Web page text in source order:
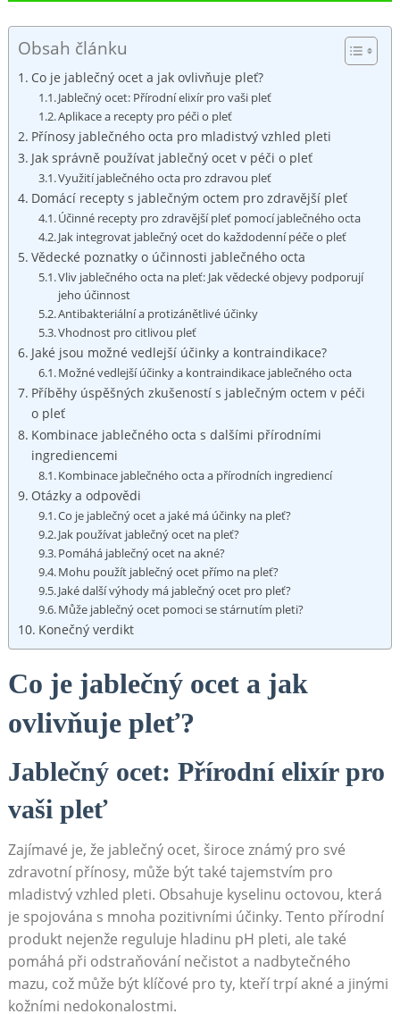
Obsah článku
Co je jablečný ocet a jak ovlivňuje pleť?
Jablečný ocet: Přírodní elixír pro vaši pleť
Aplikace a recepty pro péči o pleť
Přínosy jablečného octa pro mladistvý vzhled pleti
Jak správně používat jablečný ocet v péči o pleť
Využití jablečného octa pro zdravou pleť
Domácí recepty s jablečným octem pro zdravější pleť
Účinné recepty pro zdravější pleť pomocí jablečného octa
Jak integrovat jablečný ocet do každodenní péče o pleť
Vědecké poznatky o účinnosti jablečného octa
Vliv jablečného octa na pleť: Jak vědecké objevy podporují
jeho účinnost
Antibakteriální a protizánětlivé účinky
Vhodnost pro citlivou pleť
Jaké jsou možné vedlejší účinky a kontraindikace?
Možné vedlejší účinky a kontraindikace jablečného octa
Příběhy úspěšných zkušeností s jablečným octem v péči
o pleť
Kombinace jablečného octa s dalšími přírodními
ingrediencemi
Kombinace jablečného octa a přírodních ingrediencí
Otázky a odpovědi
Co je jablečný ocet a jaké má účinky na pleť?
Jak používat jablečný ocet na pleť?
Pomáhá jablečný ocet na akné?
Mohu použít jablečný ocet přímo na pleť?
Jaké další výhody má jablečný ocet pro pleť?
Může jablečný ocet pomoci se stárnutím pleti?
Konečný verdikt
Co je jablečný ocet a jak
ovlivňuje pleť?
Jablečný ocet: Přírodní elixír pro
vaši pleť
Zajímavé je, že jablečný ocet, široce známý pro své
zdravotní přínosy, může být také tajemstvím pro
mladistvý vzhled pleti. Obsahuje kyselinu octovou, která
je spojována s mnoha pozitivními účinky. Tento přírodní
produkt nejenže reguluje hladinu pH pleti, ale také
pomáhá při odstraňování nečistot a nadbytečného
mazu, což může být klíčové pro ty, kteří trpí akné a jinými
kožními nedokonalostmi.